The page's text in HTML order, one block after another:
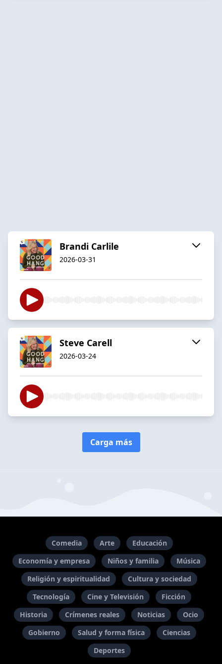
Brandi Carlile
2026-03-31
Steve Carell
2026-03-24
Carga más
Comedia Arte
Educación
Economía y empresa
Niños y familia
Música
Religión y espiritualidad
Cultura y sociedad
Tecnología
Cine y Televisión
Ficción
Historia
Crímenes reales Noticias
Ocio
Gobierno
Salud y forma física
Ciencias
Deportes